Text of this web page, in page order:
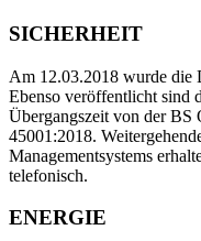
SICHERHEIT
Am 12.03.2018 wurde
Ebenso veröffentlicht sind
Übergangszeit von der
45001:2018.
Managementsystems
telefonisch.
ENERGIE